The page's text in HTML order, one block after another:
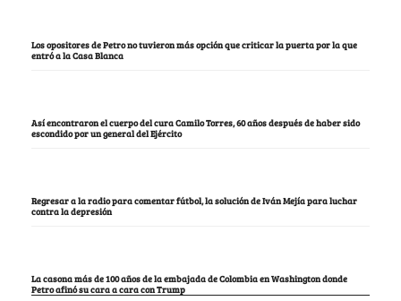
Los opositores de Petro no tuvieron más opción que criticar la puerta por la que
entró a la Casa Blanca
Así encontraron el cuerpo del cura Camilo Torres, 60 años después de haber sido
escondido por un general del Ejército
Regresar a la radio para comentar fútbol, la solución de Iván Mejía para luchar
contra la depresión
La casona más de 100 años de la embajada de Colombia en Washington donde
Petro afinó su cara a cara con Trump